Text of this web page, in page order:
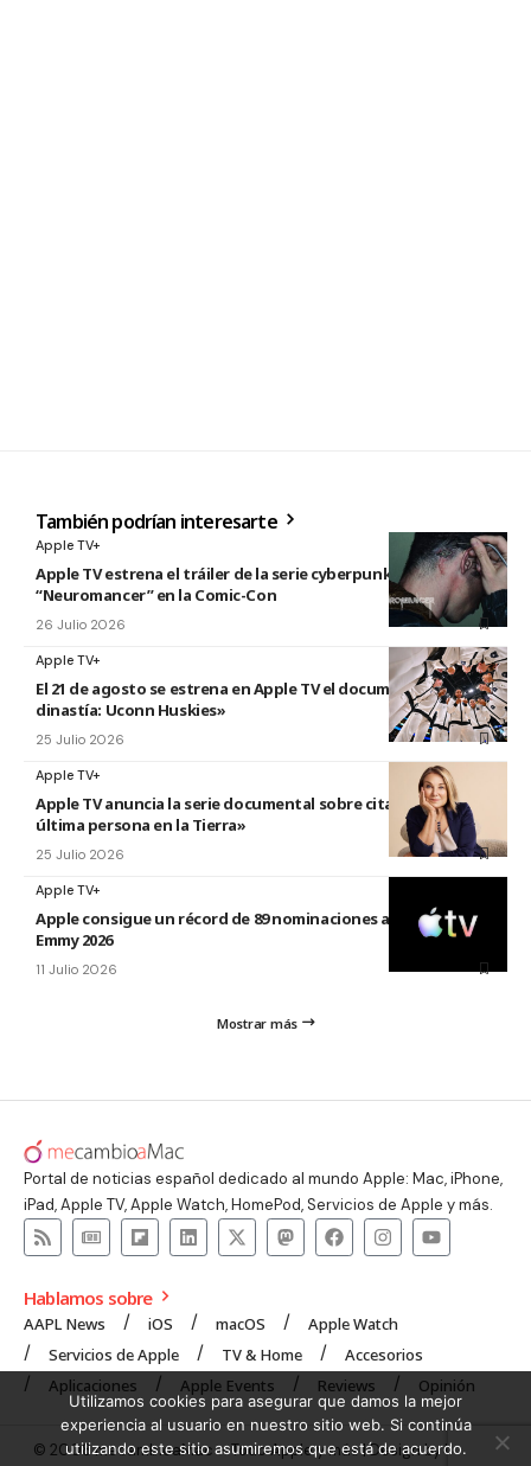
También podrían interesarte
Apple TV+
Apple TV estrena el tráiler de la serie cyberpunk
“Neuromancer” en la Comic-Con
26 Julio 2026
Apple TV+
El 21 de agosto se estrena en Apple TV el documental «La
dinastía: Uconn Huskies»
25 Julio 2026
Apple TV+
Apple TV anuncia la serie documental sobre citas titulada «La
última persona en la Tierra»
25 Julio 2026
Apple TV+
Apple consigue un récord de 89 nominaciones a los premios
Emmy 2026
11 Julio 2026
Mostrar más
Portal de noticias español dedicado al mundo Apple: Mac, iPhone,
iPad, Apple TV, Apple Watch, HomePod, Servicios de Apple y más.
Hablamos sobre
AAPL News iOS macOS
Apple Watch
Servicios de Apple
TV & Home
Accesorios
Aplicaciones
Apple Events Reviews Opinión
© 2008 mecambioaMac – Todo Apple y más | Design byUNXON
Utilizamos cookies para asegurar que damos la mejor
experiencia al usuario en nuestro sitio web. Si continúa
utilizando este sitio asumiremos que está de acuerdo.